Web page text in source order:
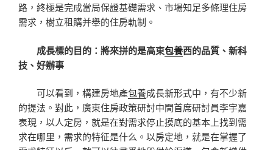
路，終極是完成當局保證基礎需求、市場知足多條理住房
需求，樹立租購并舉的住房軌制。
成長標的目的：將來拼的是高東包養西的品質、新科
技、好辦事
可以看到，構建房地產包養成長新形式中，有不少新
的提法。對此，廣東住房政策研討中間首席研討員李宇嘉
表現，以人定房，就是在對需求停止摸底的基本上找到需
求在哪里，需求的特征是什么。以房定地，就是在掌握了